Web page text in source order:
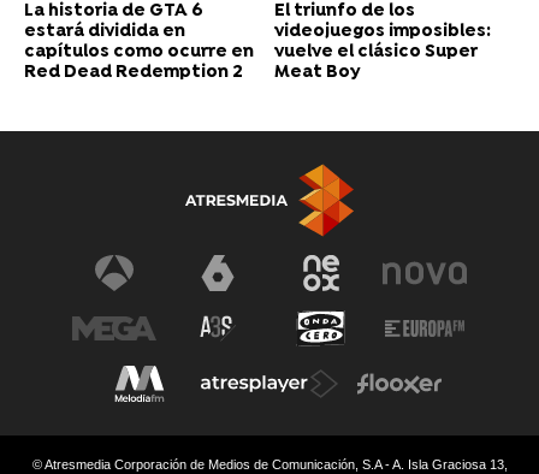
La historia de GTA 6
estará dividida en
capítulos como ocurre en
Red Dead Redemption 2
El triunfo de los
videojuegos imposibles:
vuelve el clásico Super
Meat Boy
© Atresmedia Corporación de Medios de Comunicación, S.A - A. Isla Graciosa 13,